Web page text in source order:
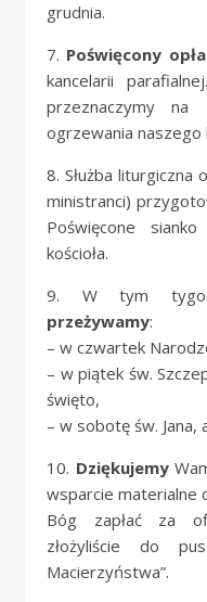
grudnia.
7. Poświęcony
kancelarii
przeznaczymy na
ogrzewania naszego
8. Służba
ministranci)
Poświęcone
kościoła.
9. W tym
przeżywamy:
– w czwartek
– w piątek św.
święto,
– w sobotę św. Jana,
10. Dziękujemy
wsparcie materialne
Bóg zapłać za
złożyliście do
Macierzyństwa”.